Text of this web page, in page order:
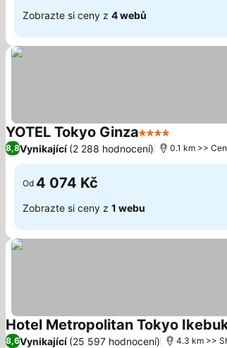
Zobrazte si ceny z 4 webů
YOTEL Tokyo Ginza4 Počet
8,8Vynikající (2 288 hodnocení) 0.1 km >>
Od 4 074 Kč
Zobrazte si ceny z 1 webu
Hotel Metropolitan Tokyo
8,6Vynikající (25 597 hodnocení) 4.3 km >>